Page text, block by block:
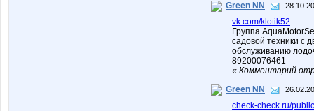
Green NN
vk.com/klotik52
Группа
садовой техники с
обслуживанию
89200076461
« Комментарий
Green NN
check-check.ru/